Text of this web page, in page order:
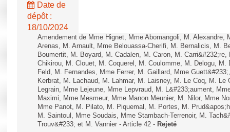
Date de
dépôt :
18/10/2024
Amendement de Mme Hignet, Mme Abomangoli, M. Alexandre,
Arenas, M. Arnault, Mme Belouassa-Cherifi, M. Bernalicis, M.
Boumertit, M. Boyard, M. Cadalen, M. Caron, M.
Chikirou, M. Clouet, M. Coquerel, M. Coulomme, M. Delogu, M.
Feld, M. Fernandes, Mme Ferrer, M. Gaillard, Mme
Kerbrat, M. Lachaud, M. Lahmar, M. Laisney, M. Le Coq, M. Le
Legrain, Mme Lejeune, Mme Lepvraud, M. L&#233;aument,
Maximi, Mme Mesmeur, Mme Manon Meunier, M. Nilor, Mme
Mme Panot, M. Pilato, M. Piquemal, M. Portes, M.
M. Saintoul, Mme Soudais, Mme Stambach-Terrenoir, M.
Trouv&#233; et M. Vannier - Article 42 - Rejeté